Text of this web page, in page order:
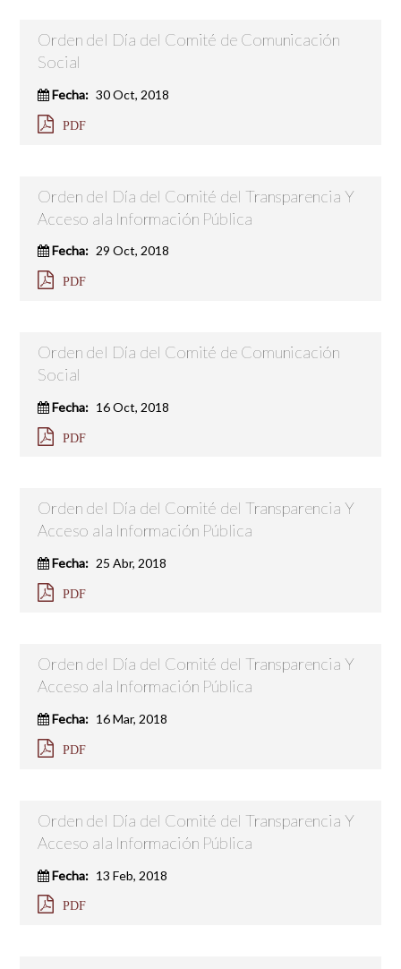
Orden del Día del Comité de Comunicación
Social
Fecha: 30 Oct, 2018
PDF
Orden del Día del Comité del Transparencia Y
Acceso ala Información Pública
Fecha: 29 Oct, 2018
PDF
Orden del Día del Comité de Comunicación
Social
Fecha: 16 Oct, 2018
PDF
Orden del Día del Comité del Transparencia Y
Acceso ala Información Pública
Fecha: 25 Abr, 2018
PDF
Orden del Día del Comité del Transparencia Y
Acceso ala Información Pública
Fecha: 16 Mar, 2018
PDF
Orden del Día del Comité del Transparencia Y
Acceso ala Información Pública
Fecha: 13 Feb, 2018
PDF